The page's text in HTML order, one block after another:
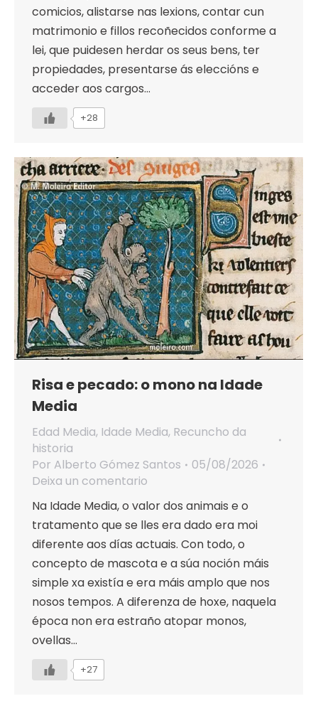
comicios, alistarse nas lexions, contar cun
matrimonio e fillos recoñecidos conforme a
lei, que puidesen herdar os seus bens, ter
propiedades, presentarse ás eleccións e
acceder aos cargos…
+28
Risa e pecado: o mono na Idade
Media
Edad Media, Idade Media, Recuncho da
historia
Por Alberto Gómez Santos
05/08/2026
Deixa un comentario
Na Idade Media, o valor dos animais e o
tratamento que se lles era dado era moi
diferente aos días actuais. Con todo, o
concepto de mascota e a súa noción máis
simple xa existía e era máis amplo que nos
nosos tempos. A diferenza de hoxe, naquela
época non era estraño atopar monos,
ovellas…
+27